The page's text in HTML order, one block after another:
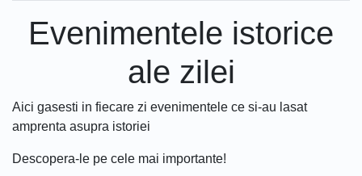
Evenimentele istorice
ale zilei
Aici gasesti in fiecare zi evenimentele ce si-au lasat
amprenta asupra istoriei
Descopera-le pe cele mai importante!